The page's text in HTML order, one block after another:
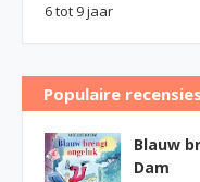
6 tot 9 jaar
Populaire recensies
Blauw
Dam